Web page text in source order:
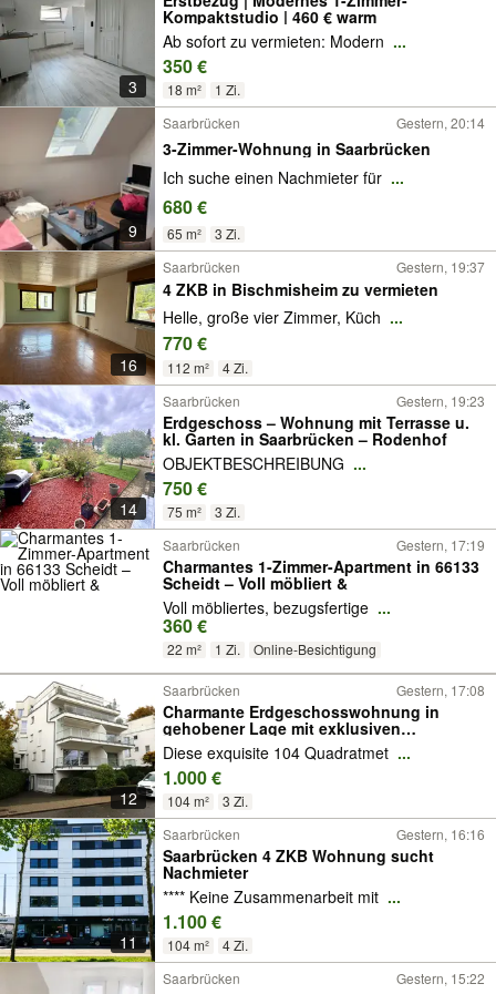
3
Kompaktstudio | 460 € warm
Ab sofort zu vermieten: Modern ...
350 €
18 m² 1 Zi.
9
Saarbrücken Gestern, 20:14
3-Zimmer-Wohnung in Saarbrücken
Ich suche einen Nachmieter für ...
680 €
65 m² 3 Zi.
16
Saarbrücken Gestern, 19:37
4 ZKB in Bischmisheim zu vermieten
Helle, große vier Zimmer, Küch ...
770 €
112 m² 4 Zi.
14
Saarbrücken Gestern, 19:23
Erdgeschoss – Wohnung mit Terrasse u.
kl. Garten in Saarbrücken – Rodenhof
OBJEKTBESCHREIBUNG ...
750 €
75 m²
3 Zi.
Saarbrücken
Gestern, 17:19
Charmantes 1-Zimmer-Apartment in 66133
Scheidt – Voll möbliert &
Voll möbliertes, bezugsfertige ...
360 €
22 m² 1 Zi. Online-Besichtigung
12
Saarbrücken Gestern, 17:08
Charmante Erdgeschosswohnung in
gehobener Lage mit exklusiven
Annehmlichkeiten in Saarbrücken
Diese exquisite 104 Quadratmet ...
1.000 €
104 m² 3 Zi.
11
Saarbrücken Gestern, 16:16
Saarbrücken 4 ZKB Wohnung sucht
Nachmieter
**** Keine Zusammenarbeit mit ...
1.100 €
104 m²
4 Zi.
Saarbrücken
Gestern, 15:22